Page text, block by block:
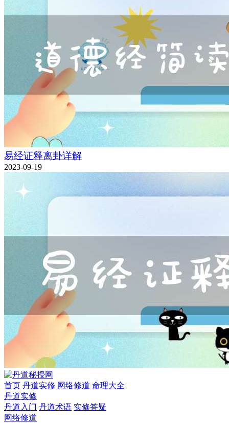
易经证释离卦详解
2023-09-19
首页 丹道实修 网络修道 命理大全
丹道实修
丹道入门 丹道术语 实修答疑
网络修道